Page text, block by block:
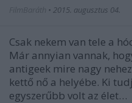
• 2015. augusztus 04.
Csak nekem van tele a
Már annyian vannak,
antigeek mire nagy
kettő nő a helyébe. Ki
egyszerűbb volt az élet…